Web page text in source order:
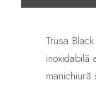
Trusa
inoxidabilă